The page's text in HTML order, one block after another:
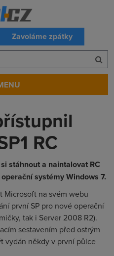
Zavoláme zpátky
RC
stáhnout a naintalovat RC
systémy Windows 7.
Microsoft na svém webu
první SP pro nové operační
tak i Server 2008 R2).
sestavením před ostrým
vydán někdy v první půlce